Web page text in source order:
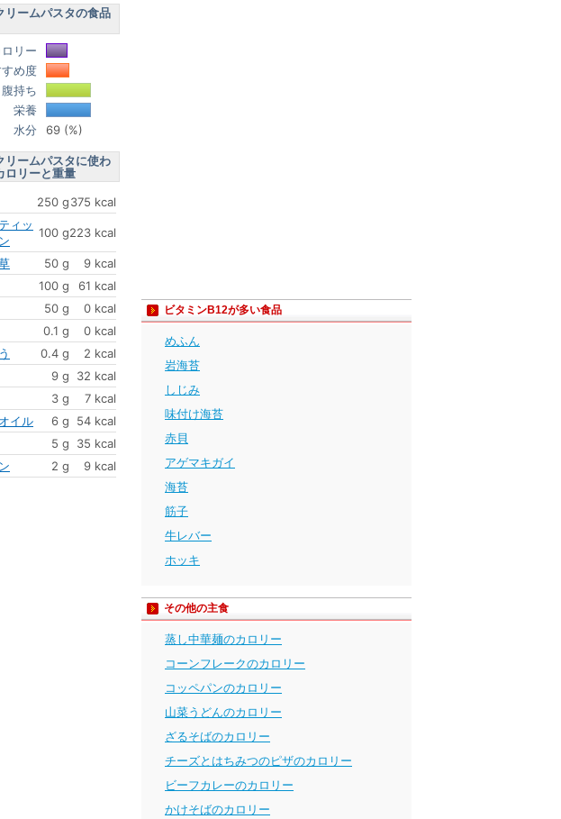
リームパスタの食品
リー
め度
腹持ち
栄養
水分
69 (%)
リームパスタに使わ
ロリーと重量
250 g375 kcal
ィッ
100 g223 kcal
50 g
9 kcal
100 g
61 kcal
50 g
0 kcal
0.1 g
0 kcal
0.4 g
2 kcal
9 g
32 kcal
3 g
7 kcal
イル
6 g
54 kcal
5 g
35 kcal
2 g 9 kcal
ビタミンB12が多い食品
めふん
岩海苔
しじみ
味付け海苔
赤貝
アゲマキガイ
海苔
筋子
牛レバー
ホッキ
その他の主食
蒸し中華麺のカロリー
コーンフレークのカロリー
コッペパンのカロリー
山菜うどんのカロリー
ざるそばのカロリー
チーズとはちみつのピザのカロリー
ビーフカレーのカロリー
かけそばのカロリー